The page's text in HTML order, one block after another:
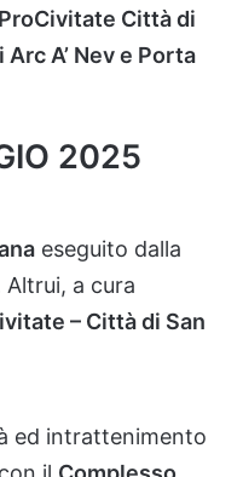
ProCivitate Cittàdi
Arc A’ Neve Porta
2025
eseguito dalla
Altrui, a cura
– Cittàdi San
ed intrattenimento